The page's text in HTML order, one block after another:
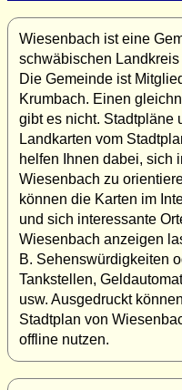
Wiesenbach ist eine
schwäbischen Landkreis
Die Gemeinde ist
Krumbach. Einen
gibt es nicht. Stadtpläne
Landkarten vom
helfen Ihnen dabei, sich
Wiesenbach zu
können die Karten im
und sich interessante
Wiesenbach anzeigen
B. Sehenswürdigkeiten
Tankstellen,
usw. Ausgedruckt
Stadtplan von
offline nutzen.